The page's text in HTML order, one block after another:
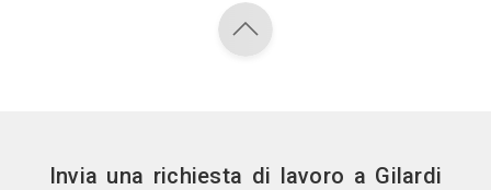
Invia una richiesta di lavoro a Gilardi